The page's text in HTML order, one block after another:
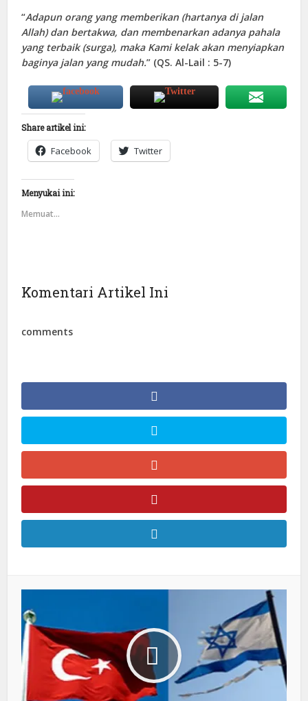
“Adapun orang yang memberikan (hartanya di jalan
Allah) dan bertakwa, dan membenarkan adanya pahala
yang terbaik (surga), maka Kami kelak akan menyiapkan
baginya jalan yang mudah.” (QS. Al-Lail : 5-7)
Share artikel ini:
Facebook Twitter
Menyukai ini:
Memuat...
Komentari Artikel Ini
comments